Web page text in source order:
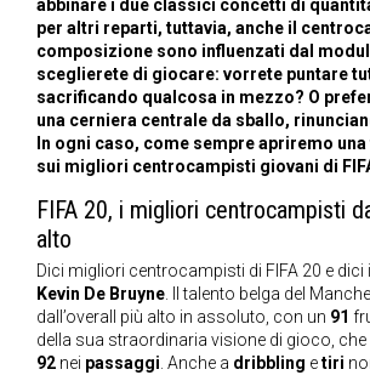
abbinare i due classici concetti di
per altri reparti, tuttavia, anche il
composizione sono influenzati dal
sceglierete di giocare: vorrete puntare
sacrificando qualcosa in mezzo? O
una cerniera centrale da sballo,
In ogni caso, come sempre apriremo
sui migliori centrocampisti giovani di
FIFA 20, i migliori centrocampisti
alto
Dici migliori centrocampisti di FIFA 20 e dici
Kevin De Bruyne. Il talento belga del
dall’overall più alto in assoluto, con un 91
della sua straordinaria visione di gioco, che
92 nei passaggi. Anche a dribbling etiri